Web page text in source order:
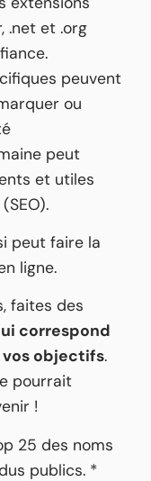
.net et .org
peuvent
ou
peut
et utiles
peut faire la
ligne.
faites des
correspond
objectifs.
pourrait
!
25 des noms
publics. *